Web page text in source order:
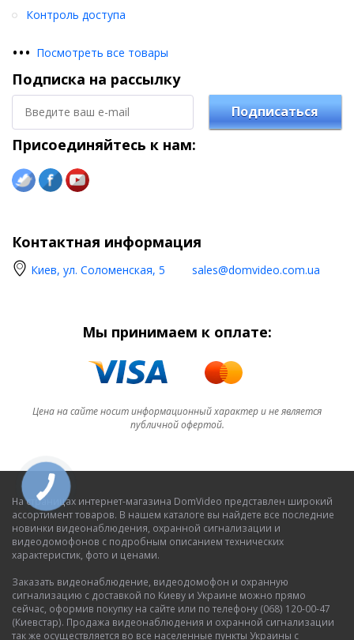
Контроль доступа
••• Посмотреть все товары
Подписка на рассылку
Подписаться
Присоединяйтесь к нам:
Контактная информация
Киев, ул. Соломенская, 5 sales@domvideo.com.ua
Мы принимаем к оплате:
Цена на сайте носит информационный характер и не является
публичной офертой.
На страницах интернет-магазина DomVideo представлен широкий
ассортимент товаров. В нашем каталоге вы найдете все последние
новинки видеонаблюдения, охранной сигнализации и
видеодомофонов с подробным описанием технических
характеристик, фото и ценами.
Заказать видеонаблюдение, видеодомофон и охранную
сигнализацию с доставкой по Киеву и Украине можно прямо
сейчас, оформив покупку на сайте или по телефону (068) 120-00-47
(Киевстар). Продажа видеонаблюдения и охранной сигнализации
так же осуществляется во все населенные пункты Украины с